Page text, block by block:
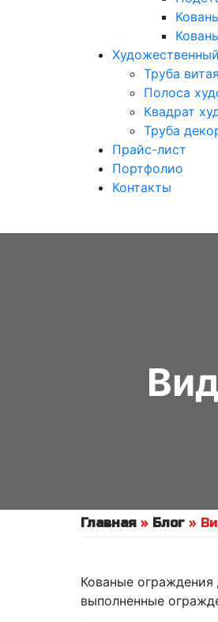
Труба витая
Полоса
Квадрат
Труба
Прайс-лист
Портфолио
Контакты
Главная » Блог »
Кованые
выполненные